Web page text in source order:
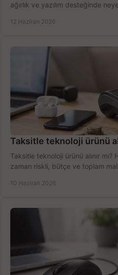
ağırlık ve yazılım desteğinde
12 Haziran 2026
Taksitle teknoloji ürünü
Taksitle teknoloji ürünü alınır mı?
zaman riskli, bütçe ve toplam
10 Haziran 2026